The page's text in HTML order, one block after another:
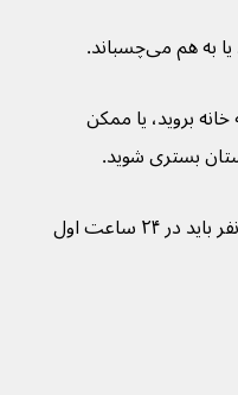
بروید، یا ممکن
بستری شوید.
اگر در همان روز به خانه بروید، یک نفر باید در ۲۴ ساعت اول